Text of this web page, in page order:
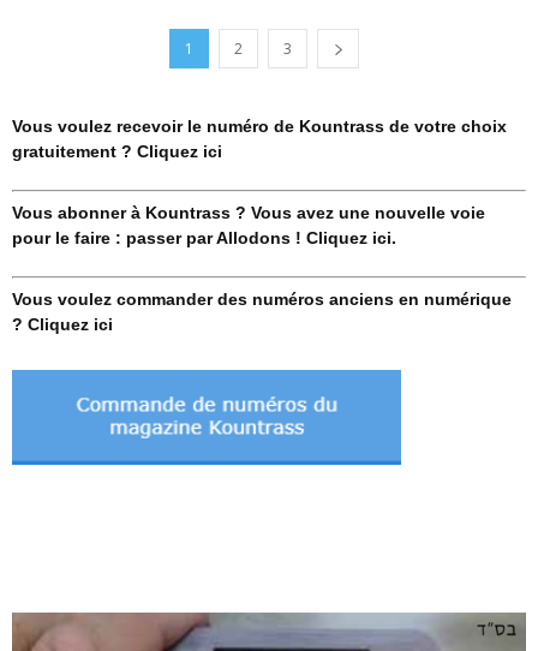
1 2 3
Vous voulez recevoir le numéro de Kountrass de votre choix
gratuitement ? Cliquez ici
Vous abonner à Kountrass ? Vous avez une nouvelle voie
pour le faire : passer par Allodons ! Cliquez ici.
Vous voulez commander des numéros anciens en numérique
? Cliquez ici